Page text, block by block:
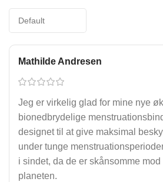
Mathilde Andresen
Jeg er virkelig glad for mine nye
bionedbrydelige
designet til at give maksimal
under tunge
i sindet, da de er skånsomme
planeten.